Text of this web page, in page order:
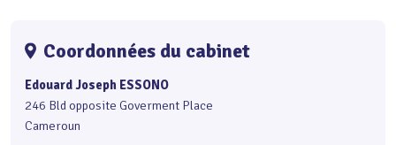
Coordonnées du cabinet
Edouard Joseph ESSONO
246 Bld opposite Goverment Place
Cameroun